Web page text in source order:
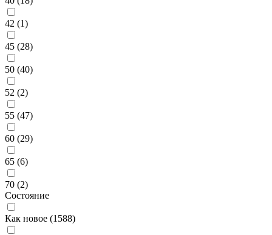
42 (1)
45 (28)
50 (40)
52 (2)
55 (47)
60 (29)
65 (6)
70 (2)
Состояние
Как новое (1588)